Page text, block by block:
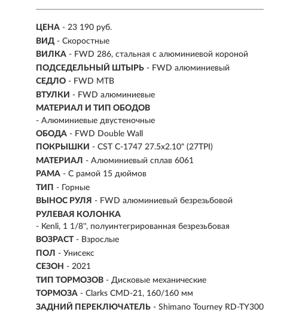
ЦЕНА - 23 190 руб.
ВИД - Скоростные
ВИЛКА - FWD 286, стальная с алюминиевой короной
ПОДСЕДЕЛЬНЫЙ ШТЫРЬ - FWD алюминиевый
СЕДЛО - FWD MTB
ВТУЛКИ - FWD алюминиевые
МАТЕРИАЛ И ТИП ОБОДОВ
- Алюминиевые двустеночные
ОБОДА - FWD Double Wall
ПОКРЫШКИ - CST C-1747 27.5x2.10" (27TPI)
МАТЕРИАЛ - Алюминиевый сплав 6061
РАМА - С рамой 15 дюймов
ТИП - Горные
ВЫНОС РУЛЯ - FWD алюминиевый безрезьбовой
РУЛЕВАЯ КОЛОНКА
- Kenli, 1 1/8'', полуинтегрированная безрезьбовая
ВОЗРАСТ - Взрослые
ПОЛ - Унисекс
СЕЗОН - 2021
ТИП ТОРМОЗОВ - Дисковые механические
ТОРМОЗА - Clarks CMD-21, 160/160 мм
ЗАДНИЙ ПЕРЕКЛЮЧАТЕЛЬ - Shimano Tourney RD-TY300